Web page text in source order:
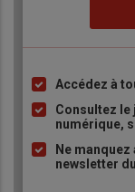
Liste
à
puce
Accédez à
Consultez le
numérique,
Ne
newsletter